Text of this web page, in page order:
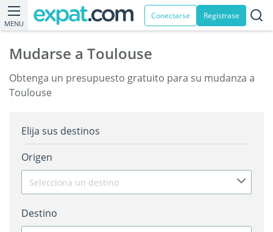
MENU
Conectarse Registrase
Mudarse a Toulouse
Obtenga un presupuesto gratuito para su mudanza a
Toulouse
Elija sus destinos
Origen
Selecciona un destino
Destino